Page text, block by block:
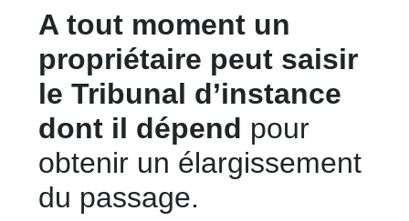
A tout moment un
propriétaire peut saisir
le Tribunal d’instance
dont il dépend pour
obtenir un élargissement
du passage.